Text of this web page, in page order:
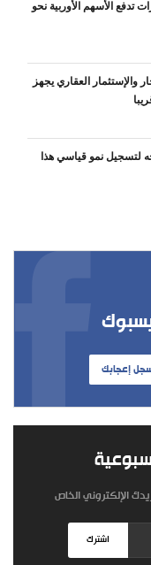
الأسهم الأوربية نحو
والإستثمار العقاري يجهز
لتسجيل نمو قياسي هذا
إعجابك
الإلكتروني الخاص
اشترك